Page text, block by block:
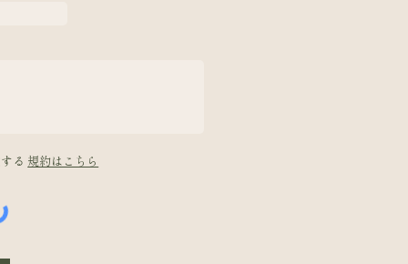
る 規約はこちら